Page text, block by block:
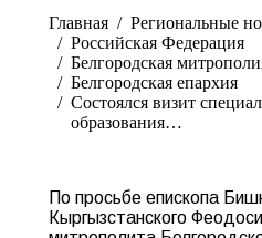
Главная
Pегиональные
Российская Федерация
Белгородская
Белгородская епархия
Состоялся визит
образования…
По просьбе епископа
Кыргызстанского